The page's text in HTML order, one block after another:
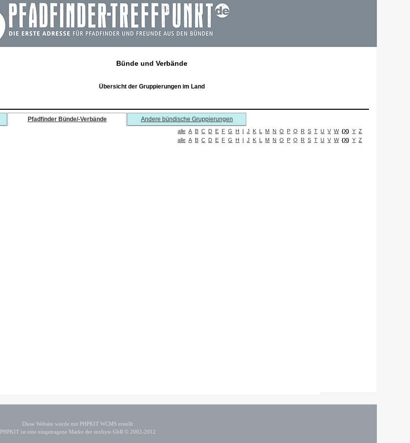
Bünde und Verbände
Übersicht der Gruppierungen im Land
Pfadfinder Bünde/-Verbände Andere bündische Gruppierungen
alle A B C D E F G H I J K L M N O P Q R S T U V W (X) Y Z
alle A B C D E F G H I J K L M N O P Q R S T U V W (X) Y Z
Diese Website wurde mit PHPKIT WCMS erstellt
PHPKIT ist eine eingetragene Marke der mxbyte GbR © 2002-2012